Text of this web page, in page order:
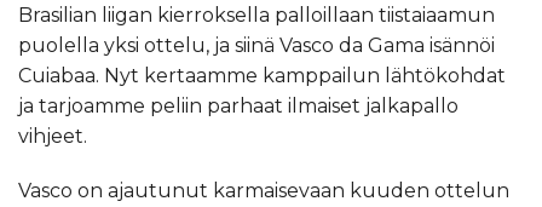
Brasilian liigan kierroksella palloillaan tiistaiaamun
puolella yksi ottelu, ja siinä Vasco da Gama isännöi
Cuiabaa. Nyt kertaamme kamppailun lähtökohdat
ja tarjoamme peliin parhaat ilmaiset jalkapallo
vihjeet.
Vasco on ajautunut karmaisevaan kuuden ottelun